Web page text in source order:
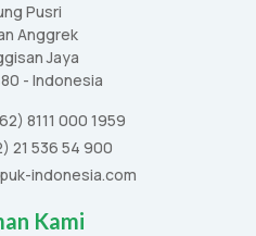
Pusri
Anggrek
Jaya
- Indonesia
8111 000 1959
21 536 54 900
indonesia.com
Kami